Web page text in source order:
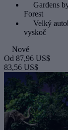
Gardens
Forest
Velký
vyskoč
Nové
Od 87,96 US$
83,56 US$